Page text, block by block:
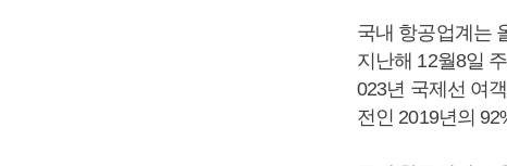
국내 항공업계는
지난해 12월8일
023년 국제선 여
전인 2019년의